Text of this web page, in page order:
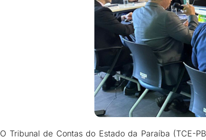
O Tribunal de Contas do Estado da Paraíba (TCE-